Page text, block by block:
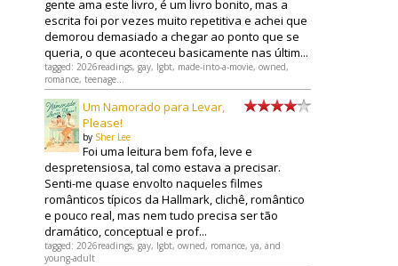
gente ama este livro, é um livro bonito, mas a
escrita foi por vezes muito repetitiva e achei que
demorou demasiado a chegar ao ponto que se
queria, o que aconteceu basicamente nas últim...
tagged: 2026readings, gay, lgbt, made-into-a-movie, owned,
romance, teenage...
Um Namorado para Levar,
Please!
by Sher Lee
Foi uma leitura bem fofa, leve e
despretensiosa, tal como estava a precisar.
Senti-me quase envolto naqueles filmes
românticos típicos da Hallmark, clichê, romântico
e pouco real, mas nem tudo precisa ser tão
dramático, conceptual e prof...
tagged: 2026readings, gay, lgbt, owned, romance, ya, and
young-adult